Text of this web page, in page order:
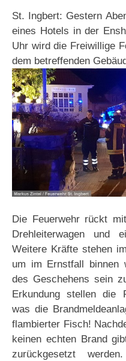
St. Ingbert: Gestern
eines Hotels in der
Uhr wird die Freiwillige
dem betreffenden
Die Feuerwehr rückt
Drehleiterwagen und
Weitere Kräfte stehen
um im Ernstfall binnen
des Geschehens sein
Erkundung stellen die
was die
flambierter Fisch!
keinen echten Brand
zurückgesetzt